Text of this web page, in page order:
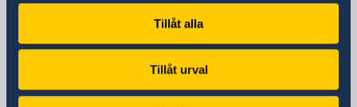
Tillåt alla
Tillåt urval
Ambassaden i Peking
Kontakt